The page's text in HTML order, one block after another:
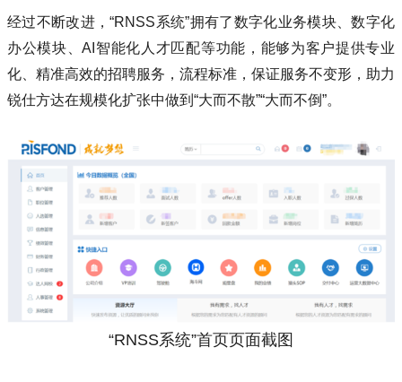
经过不断改进，“RNSS系统”拥有了数字化业务模块、数字化
办公模块、AI智能化人才匹配等功能，能够为客户提供专业
化、精准高效的招聘服务，流程标准，保证服务不变形，助力
锐仕方达在规模化扩张中做到“大而不散”“大而不倒”。
“RNSS系统”首页页面截图